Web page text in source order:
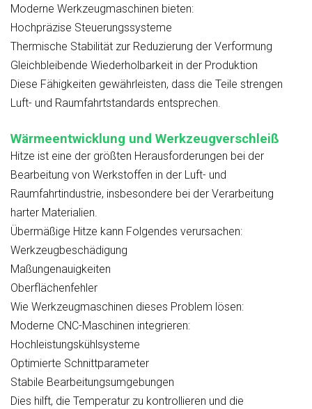
Moderne Werkzeugmaschinen bieten:
Hochpräzise Steuerungssysteme
Thermische Stabilität zur Reduzierung der Verformung
Gleichbleibende Wiederholbarkeit in der Produktion
Diese Fähigkeiten gewährleisten, dass die Teile strengen
Luft- und Raumfahrtstandards entsprechen.
Wärmeentwicklung und Werkzeugverschleiß
Hitze ist eine der größten Herausforderungen bei der
Bearbeitung von Werkstoffen in der Luft- und
Raumfahrtindustrie, insbesondere bei der Verarbeitung
harter Materialien.
Übermäßige Hitze kann Folgendes verursachen:
Werkzeugbeschädigung
Maßungenauigkeiten
Oberflächenfehler
Wie Werkzeugmaschinen dieses Problem lösen:
Moderne CNC-Maschinen integrieren:
Hochleistungskühlsysteme
Optimierte Schnittparameter
Stabile Bearbeitungsumgebungen
Dies hilft, die Temperatur zu kontrollieren und die